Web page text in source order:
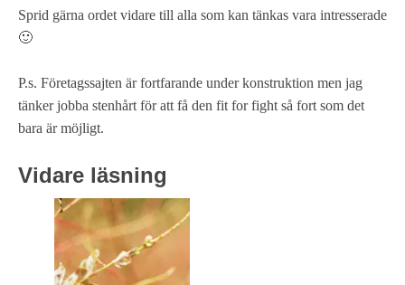
Sprid gärna ordet vidare till alla som kan tänkas vara intresserade
🙂
P.s. Företagssajten är fortfarande under konstruktion men jag
tänker jobba stenhårt för att få den fit for fight så fort som det
bara är möjligt.
Vidare läsning